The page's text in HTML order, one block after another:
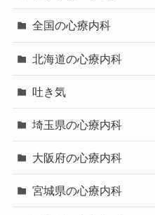
全国の心療内科
北海道の心療内科
吐き気
埼玉県の心療内科
大阪府の心療内科
宮城県の心療内科